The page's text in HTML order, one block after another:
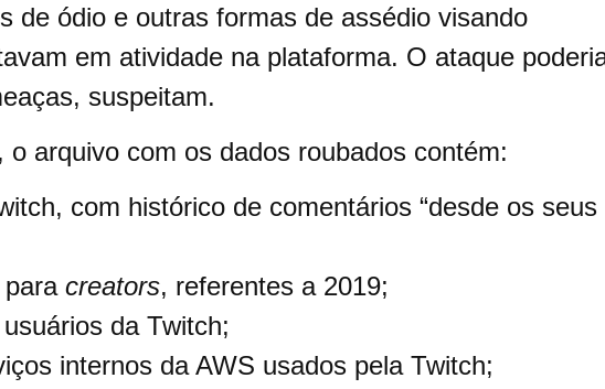
de ódio e outras formas de assédio visando
em atividade na plataforma. O ataque
suspeitam.
arquivo com os dados roubados contém:
com histórico de comentários “desde os seus
para creators, referentes a 2019;
da Twitch;
internos da AWS usados ​​pela Twitch;